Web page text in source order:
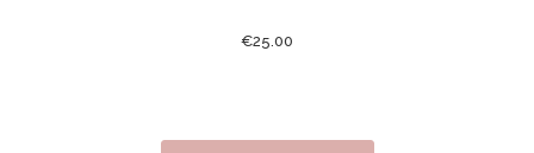
€25.00